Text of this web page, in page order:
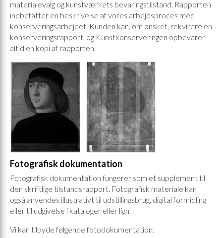
materialevalg og kunstværkets bevaringstilstand. Rapporten
indbefatter en beskrivelse af vores arbejdsproces med
konserveringsarbejdet. Kunden kan, om ønsket, rekvirere en
konserveringsrapport, og Kunstkonserveringen opbevarer
altid en kopi af rapporten.
Fotografisk dokumentation
Fotografisk dokumentation fungerer som et supplement til
den skriftlige tilstandsrapport. Fotografisk materiale kan
også anvendes illustrativt til udstillingsbrug, digital formidling
eller til udgivelse i kataloger eller lign.
Vi kan tilbyde følgende fotodokumentation: